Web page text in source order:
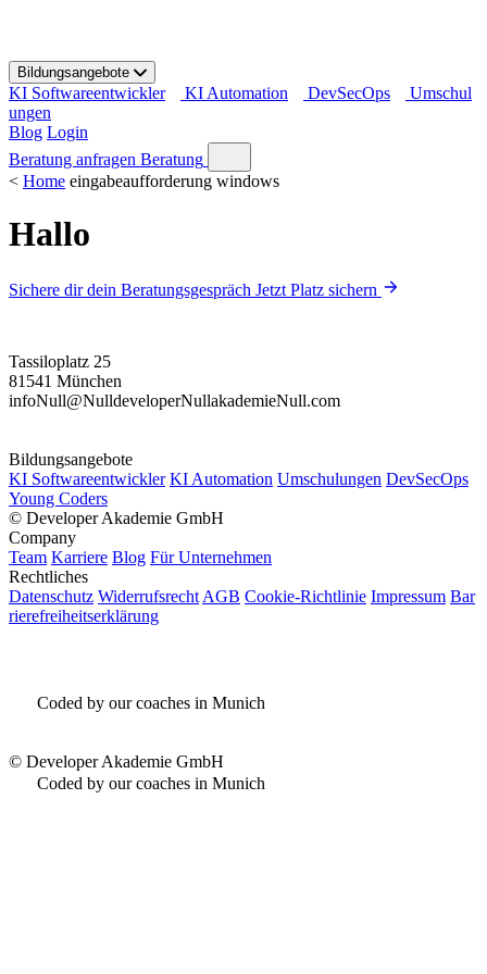
t
o
c
o
n
t
Bildungsangebote
KI Softwareentwickler KI Automation DevSecOps
Umschul
ungen
Blog Login
Beratung anfragen Beratung
< Home eingabeaufforderung windows
Hallo
Sichere dir dein Beratungsgespräch Jetzt Platz sichern
Tassiloplatz 25
81541 München
infoNull@NulldeveloperNullakademieNull.com
Bildungsangebote
KI Softwareentwickler KI Automation Umschulungen DevSecOps
Young Coders
© Developer Akademie GmbH
Company
Team Karriere Blog Für Unternehmen
Rechtliches
Datenschutz Widerrufsrecht AGB Cookie-Richtlinie Impressum Bar
rierefreiheitserklärung
Coded by our coaches in Munich
© Developer Akademie GmbH
Coded by our coaches in Munich